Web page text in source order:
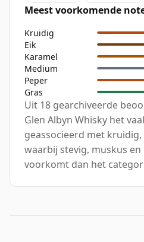
Meest voorkomende
Kruidig
Eik
Karamel
Medium
Peper
Gras
Uit 18 gearchiveerde
Glen Albyn Whisky het
geassocieerd met
waarbij stevig, muskus
voorkomt dan het